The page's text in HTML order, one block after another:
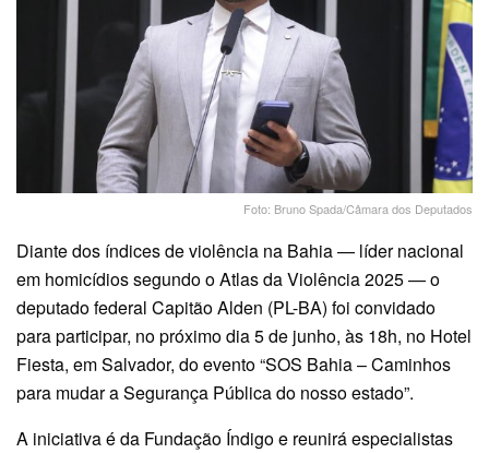
Foto: Bruno Spada/Câmara dos Deputados
Diante dos índices de violência na Bahia — líder nacional
em homicídios segundo o Atlas da Violência 2025 — o
deputado federal Capitão Alden (PL-BA) foi convidado
para participar, no próximo dia 5 de junho, às 18h, no Hotel
Fiesta, em Salvador, do evento “SOS Bahia – Caminhos
para mudar a Segurança Pública do nosso estado”.
A iniciativa é da Fundação Índigo e reunirá especialistas